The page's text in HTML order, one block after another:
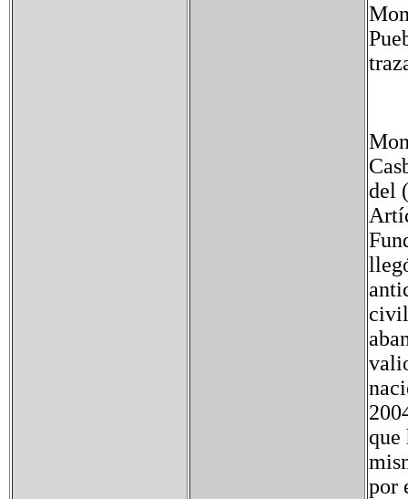
del
civil
que
por